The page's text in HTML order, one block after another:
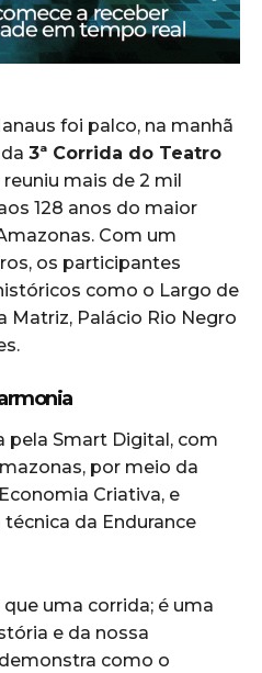
foi palco, na manhã
3ª Corrida do Teatro
mais de 2 mil
128 anos do maior
Com um
os participantes
como o Largo de
Matriz, Palácio Rio Negro
pela Smart Digital, com
por meio da
Criativa, e
da Endurance
uma corrida; é uma
e da nossa
como o